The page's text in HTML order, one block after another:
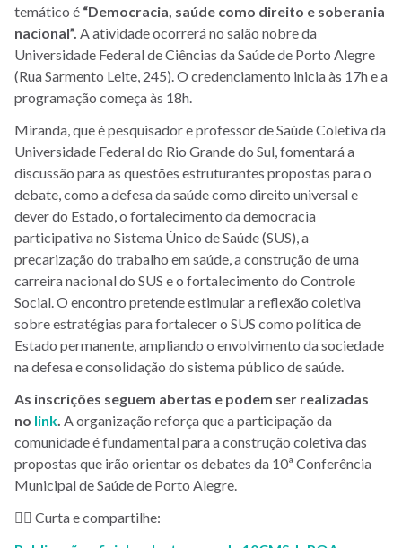
temático é “Democracia, saúde como direito e soberania
nacional”. A atividade ocorrerá no salão nobre da
Universidade Federal de Ciências da Saúde de Porto Alegre
(Rua Sarmento Leite, 245). O credenciamento inicia às 17h e a
programação começa às 18h.
Miranda, que é pesquisador e professor de Saúde Coletiva da
Universidade Federal do Rio Grande do Sul, fomentará a
discussão para as questões estruturantes propostas para o
debate, como a defesa da saúde como direito universal e
dever do Estado, o fortalecimento da democracia
participativa no Sistema Único de Saúde (SUS), a
precarização do trabalho em saúde, a construção de uma
carreira nacional do SUS e o fortalecimento do Controle
Social. O encontro pretende estimular a reflexão coletiva
sobre estratégias para fortalecer o SUS como política de
Estado permanente, ampliando o envolvimento da sociedade
na defesa e consolidação do sistema público de saúde.
As inscrições seguem abertas e podem ser realizadas
no link. A organização reforça que a participação da
comunidade é fundamental para a construção coletiva das
propostas que irão orientar os debates da 10ª Conferência
Municipal de Saúde de Porto Alegre.
👍🏾 Curta e compartilhe: